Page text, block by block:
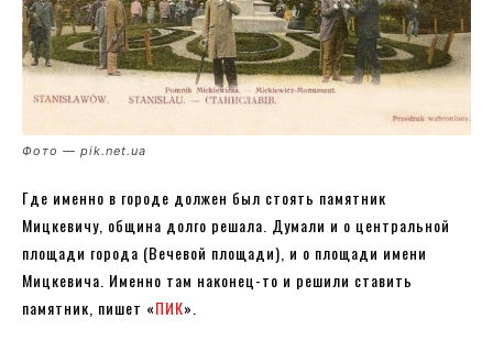
Фото — pik.net.ua
Где именно в городе должен был стоять памятник
Мицкевичу, община долго решала. Думали и о центральной
площади города (Вечевой площади), и о площади имени
Мицкевича. Именно там наконец-то и решили ставить
памятник, пишет «ПИК».